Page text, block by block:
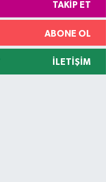
TAKIP ET
ABONE OL
İLETIŞIM